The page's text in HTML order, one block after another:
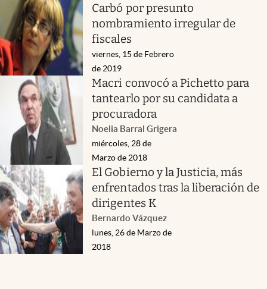
Carbó por presunto
nombramiento irregular de
fiscales
viernes, 15 de Febrero
de 2019
Macri convocó a Pichetto para
tantearlo por su candidata a
procuradora
Noelia Barral Grigera
miércoles, 28 de
Marzo de 2018
El Gobierno y la Justicia, más
enfrentados tras la liberación de
dirigentes K
Bernardo Vázquez
lunes, 26 de Marzo de
2018